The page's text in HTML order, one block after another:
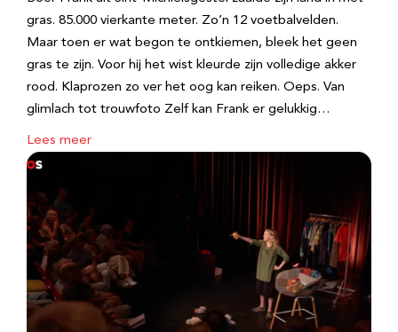
gras. 85.000 vierkante meter. Zo’n 12 voetbalvelden.
Maar toen er wat begon te ontkiemen, bleek het geen
gras te zijn. Voor hij het wist kleurde zijn volledige akker
rood. Klaprozen zo ver het oog kan reiken. Oeps. Van
glimlach tot trouwfoto Zelf kan Frank er gelukkig…
Lees meer